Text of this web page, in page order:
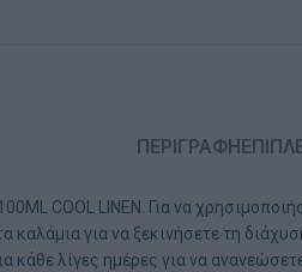
ΠΕΡΙΓΡΑΦΉ
COOL LINEN. Για να
καλάμια για να ξεκινήσετε τη
κάθε λίγες ημέρες για να